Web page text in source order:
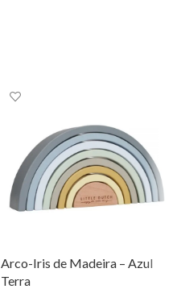
Arco-Iris de Madeira – Azul
Terra